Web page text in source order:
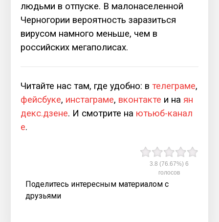
людьми в отпуске. В малонаселенной
Черногории вероятность заразиться
вирусом намного меньше, чем в
российских мегаполисах.
Читайте нас там, где удобно: втелеграме,
фейсбуке, инстаграме, вконтакте и наян
декс.дзене. И смотрите на ютьюб-канал
е.
3.8 (76.67%) 6
голосов
Поделитесь интересным материалом с
друзьями